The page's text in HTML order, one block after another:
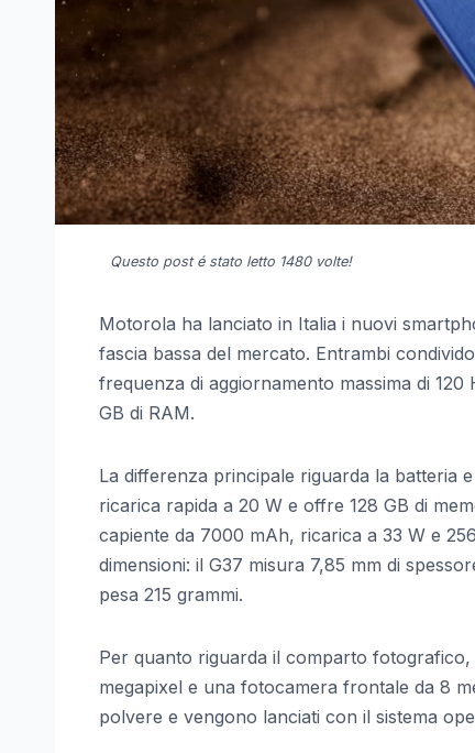
Questo post é stato letto 1480 volte!
Motorola ha lanciato in Italia i nuovi
fascia bassa del mercato. Entrambi
frequenza di aggiornamento massima di
GB di RAM.
La differenza principale riguarda la batteria
ricarica rapida a 20 W e offre 128 GB di
capiente da 7000 mAh, ricarica a 33 W e
dimensioni: il G37 misura 7,85 mm di
pesa 215 grammi.
Per quanto riguarda il comparto
megapixel e una fotocamera frontale da 8
polvere e vengono lanciati con il sistema